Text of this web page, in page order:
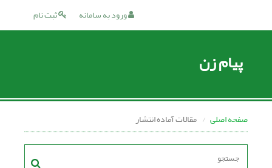
ثبت نام ورود به سامانه
پیام زن
صفحه اصلی مقالات آماده انتشار